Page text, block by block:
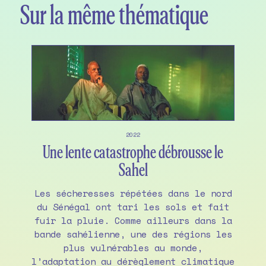
Sur la même thématique
2022
Une lente catastrophe débrousse le
Sahel
Les sécheresses répétées dans le nord
du Sénégal ont tari les sols et fait
fuir la pluie. Comme ailleurs dans la
bande sahélienne, une des régions les
plus vulnérables au monde,
l’adaptation au dérèglement climatique